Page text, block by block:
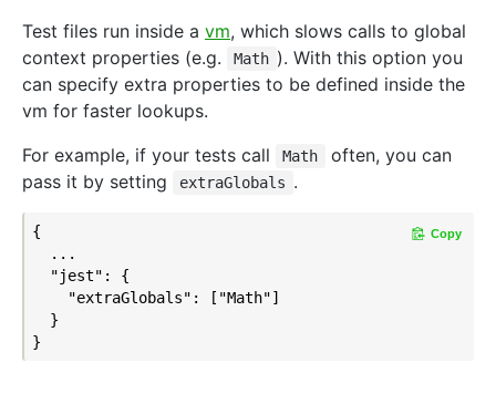
Test files run inside a vm, which slows calls to global
context properties (e.g.
Math ). With this option you
can specify extra properties to be defined inside the
vm for faster lookups.
For example, if your tests call
Math
often, you can
pass it by setting
extraGlobals .
{
  ...
  "jest": {
    "extraGlobals": ["Math"]
  }
Copy